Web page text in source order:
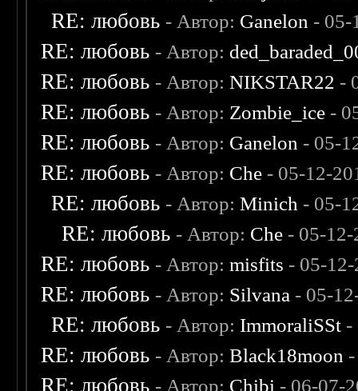
RE: любовь - Автор: Ganelon - 05-
RE: любовь - Автор:
RE: любовь - Автор:NIKSTAR22 -
RE: любовь - Автор: Zombie_ice -
RE: любовь - Автор: Ganelon - 05-
RE: любовь - Автор: Che - 05-12-
RE: любовь - Автор:Minich - 05-
RE: любовь - Автор: Che - 05-
RE: любовь - Автор:misfits - 05-
RE: любовь - Автор: Silvana - 05-
RE: любовь - Автор: ImmoraliSSt -
RE: любовь - Автор:Black18moon
RE: любовь - Автор: Chibi - 06-07-